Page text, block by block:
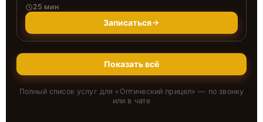
25 мин
Записаться
Показать всё
Полный список услуг для « Оптический прицел» — по звонку
или в чате